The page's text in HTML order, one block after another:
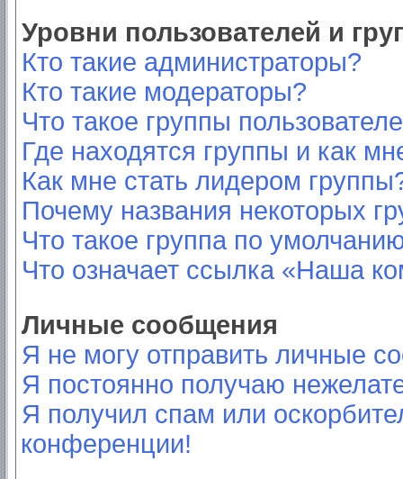
Уровни пользователей и
Кто такие администраторы?
Кто такие модераторы?
Что такое группы
Где находятся группы и как
Как мне стать лидером
Почему названия некоторых
Что такое группа по
Что означает ссылка «Наша
Личные сообщения
Я не могу отправить личные
Я постоянно получаю
Я получил спам или
конференции!